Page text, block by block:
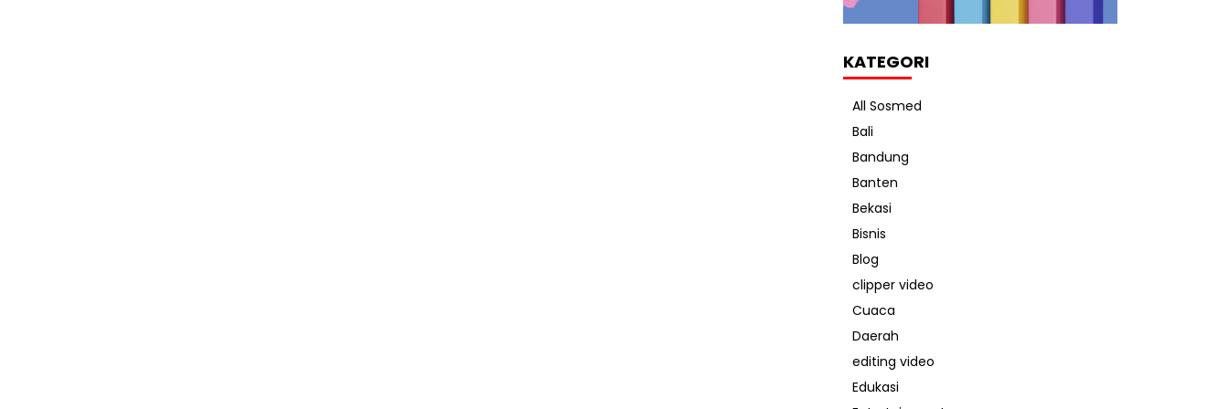
KATEGORI
All Sosmed
Bali
Bandung
Banten
Bekasi
Bisnis
Blog
clipper video
Cuaca
Daerah
editing video
Edukasi